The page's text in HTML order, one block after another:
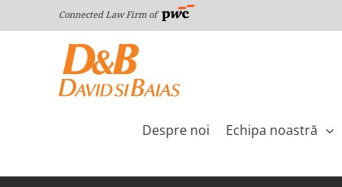
to
Connected Law Firm of
Despre noi Echipa noastră